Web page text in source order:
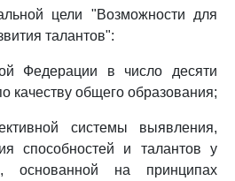
цели "Возможности для
талантов":
Федерации в число десяти
качеству общего образования;
системы выявления,
способностей и талантов у
основанной на принципах